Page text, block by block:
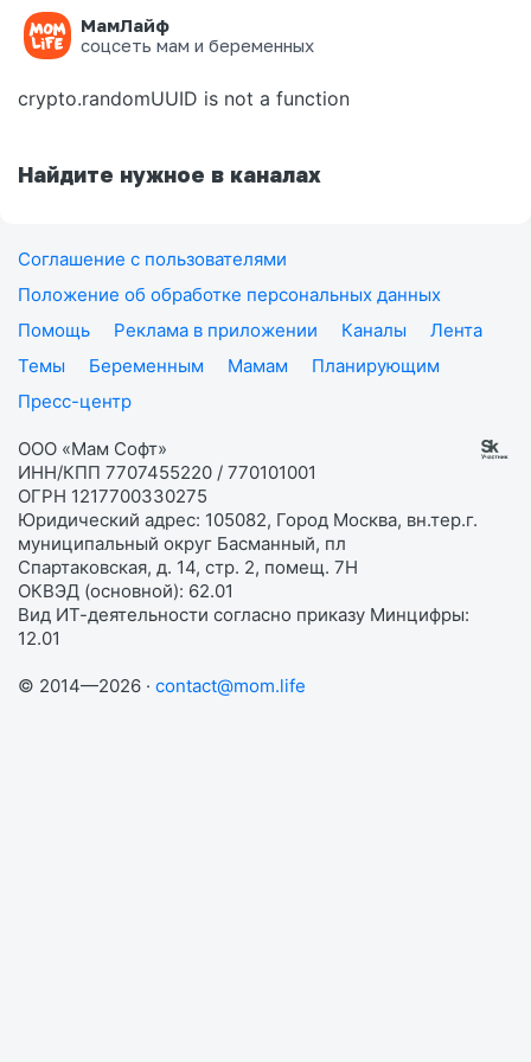
МамЛайф
соцсеть мам и беременных
Ошибка на странице
crypto.randomUUID is not a function
Найдите нужное в каналах
Соглашение с пользователями
Положение об обработке персональных данных
Помощь
Реклама в приложении Каналы
Лента
Темы
Беременным Мамам
Планирующим
Пресс-центр
ООО «Мам Софт»
ИНН/КПП 7707455220 / 770101001
ОГРН 1217700330275
Юридический адрес: 105082, Город Москва, вн.тер.г.
муниципальный округ Басманный, пл
Спартаковская, д. 14, стр. 2, помещ. 7Н
ОКВЭД (основной): 62.01
Вид ИТ-деятельности согласно приказу Минцифры:
12.01
© 2014—2026 · contact@mom.life